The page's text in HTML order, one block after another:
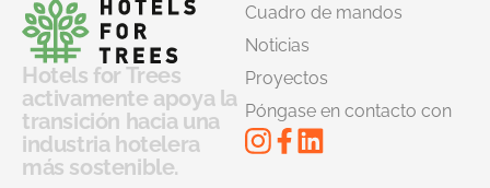
Hotels for Trees
activamente apoya la
transición hacia una
industria hotelera
más sostenible.
Cuadro de mandos
Noticias
Proyectos
Póngase en contacto con